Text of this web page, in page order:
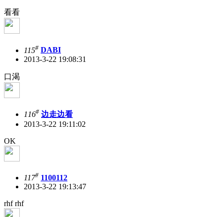
看看
115# DABI
2013-3-22 19:08:31
口渴
116# 边走边看
2013-3-22 19:11:02
OK
117# 1100112
2013-3-22 19:13:47
rhf rhf